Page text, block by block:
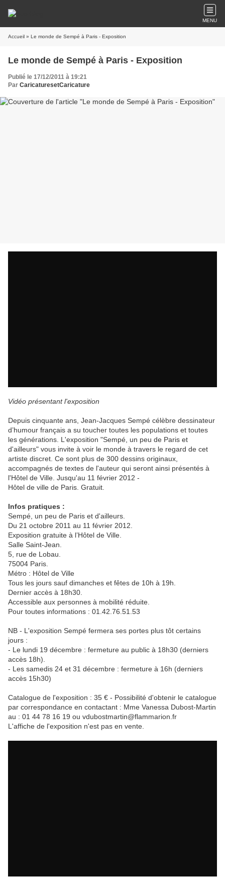
MENU
Accueil » Le monde de Sempé à Paris - Exposition
Le monde de Sempé à Paris - Exposition
Publié le 17/12/2011 à 19:21
Par CaricaturesetCaricature
Vidéo présentant l'exposition
Depuis cinquante ans, Jean-Jacques Sempé célèbre dessinateur
d’humour français a su toucher toutes les populations et toutes
les générations. L'exposition "Sempé, un peu de Paris et
d'ailleurs" vous invite à voir le monde à travers le regard de cet
artiste discret. Ce sont plus de 300 dessins originaux,
accompagnés de textes de l'auteur qui seront ainsi présentés à
l'Hôtel de Ville. Jusqu'au 11 février 2012 -
Hôtel de ville de Paris. Gratuit.
Infos pratiques :
Sempé, un peu de Paris et d'ailleurs.
Du 21 octobre 2011 au 11 février 2012.
Exposition gratuite à l’Hôtel de Ville.
Salle Saint-Jean.
5, rue de Lobau.
75004 Paris.
Métro : Hôtel de Ville
Tous les jours sauf dimanches et fêtes de 10h à 19h.
Dernier accès à 18h30.
Accessible aux personnes à mobilité réduite.
Pour toutes informations : 01.42.76.51.53
NB - L'exposition Sempé fermera ses portes plus tôt certains
jours :
- Le lundi 19 décembre : fermeture au public à 18h30 (derniers
accès 18h).
- Les samedis 24 et 31 décembre : fermeture à 16h (derniers
accès 15h30)
Catalogue de l'exposition : 35 € - Possibilité d'obtenir le catalogue
par correspondance en contactant : Mme Vanessa Dubost-Martin
au : 01 44 78 16 19 ou vdubostmartin@flammarion.fr
L'affiche de l'exposition n'est pas en vente.